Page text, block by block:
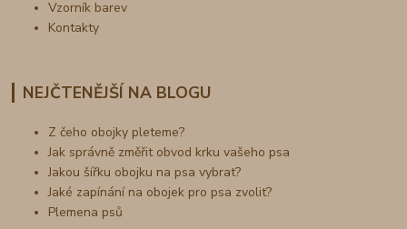
Vzorník barev
Kontakty
NEJČTENĚJŠÍ NA BLOGU
Z čeho obojky pleteme?
Jak správně změřit obvod krku vašeho psa
Jakou šířku obojku na psa vybrat?
Jaké zapínání na obojek pro psa zvolit?
Plemena psů